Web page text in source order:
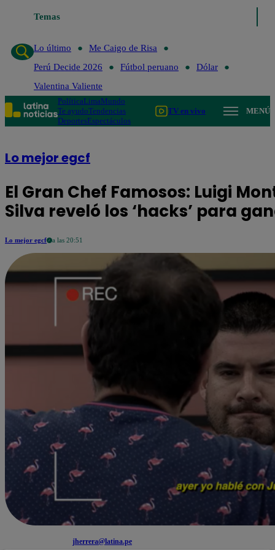
Temas
Lo último
Me Caigo de Risa
Perú Decide 2026
Fútbol peruano
Dólar
Valentina Valiente
PolíticaLimaMundo
Te ayudoTendencias
DeportesEspectáculos
TV en vivo MENÚ
Lo mejor egcf
El Gran Chef Famosos: Luigi
Silva reveló los ‘hacks’ para
Lo mejor egcf a las 20:51
jherrera@latina.pe